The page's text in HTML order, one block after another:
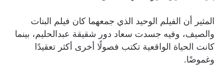
المثير أن الفيلم الوحيد الذي جمعهما كان فيلم البنات
والصيف، وفيه جسدت سعاد دور شقيقة عبدالحليم، بينما
كانت الحياة الواقعية تكتب فصولًا أخرى أكثر تعقيدًا
وغموضًا.